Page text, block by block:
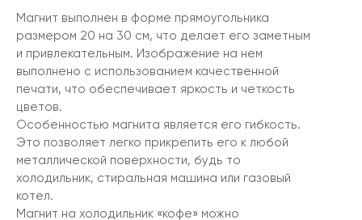
Магнит выполнен в форме прямоугольника
размером 20 на 30 см, что делает его заметным
и привлекательным. Изображение на нем
выполнено с использованием качественной
печати, что обеспечивает яркость и четкость
цветов.
Особенностью магнита является его гибкость.
Это позволяет легко прикрепить его к любой
металлической поверхности, будь то
холодильник, стиральная машина или газовый
котел.
Магнит на холодильник «кофе» можно